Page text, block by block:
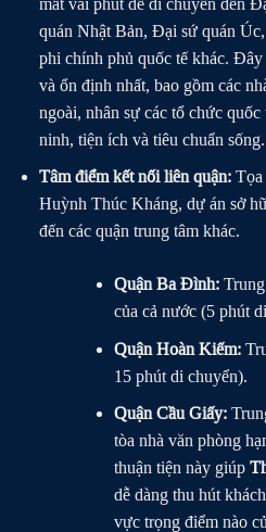
quán Nhật Bản, Đại sứ quán
phi chính phủ quốc tế khác.
và ổn định nhất, bao gồm các
ngoài, nhân sự các tổ chức
ninh, tiện ích và tiêu chuẩn sống.
Tâm điểm kết nối liên quận:Tọa
Huỳnh Thúc Kháng, dự án sở
đến các quận trung tâm khác.
Quận Ba Đình:Trung
của cả nước (5 phút
Quận Hoàn Kiếm:
15 phút di chuyển).
Quận Cầu Giấy:
tòa nhà văn phòng
thuận tiện này giúp
dễ dàng thu hút
vực trọng điểm nào